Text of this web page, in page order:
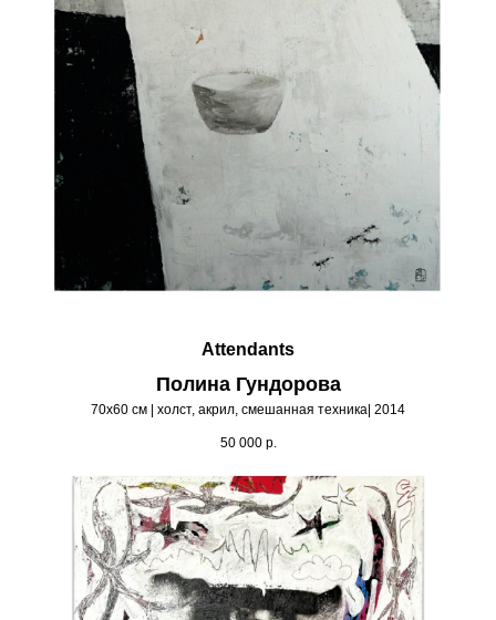
Attendants
Полина Гундорова
70х60 см | холст, акрил, смешанная техника| 2014
50 000 р.